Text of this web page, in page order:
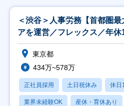
＜渋谷＞人事労務【首都圏
アを運営／フレックス／年休
東京都
434万~578万
正社員採用 土日祝休み 休日
業界未経験OK 産休・育休あり